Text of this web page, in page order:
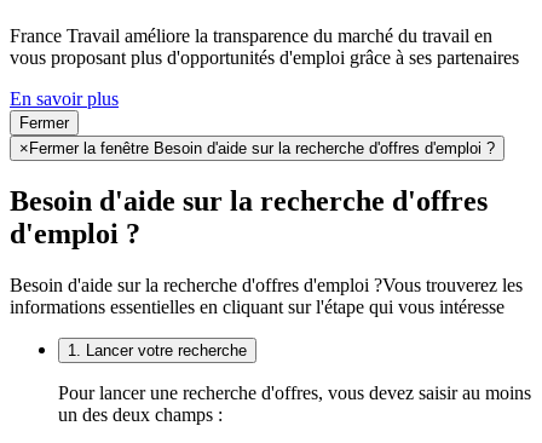
France Travail améliore la transparence du marché du travail en
vous proposant plus d'opportunités d'emploi grâce à ses partenaires
En savoir plus
Fermer
× Fermer la fenêtre Besoin d'aide sur la recherche d'offres d'emploi ?
Besoin d'aide sur la recherche d'offres
d'emploi ?
Besoin d'aide sur la recherche d'offres d'emploi ?Vous trouverez les
informations essentielles en cliquant sur l'étape qui vous intéresse
1. Lancer votre recherche
Pour lancer une recherche d'offres, vous devez saisir au moins
un des deux champs :